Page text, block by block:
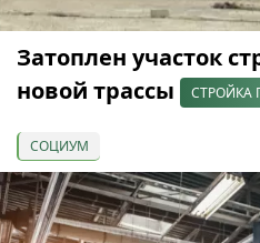
Затоплен участок
новой трассы
СТРОЙКА
СОЦИУМ